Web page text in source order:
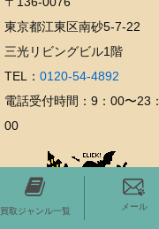
買取ジャンル一覧 メール
東京都江東区南砂5-7-22
三光リビングビル1階
TEL： 0120-54-4892
電話受付時間：9：00〜23：
00